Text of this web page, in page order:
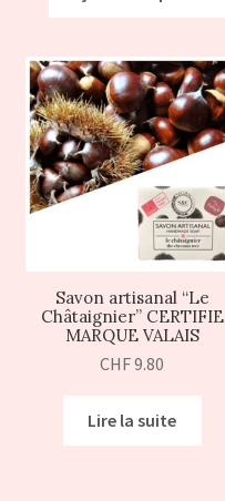
Savon artisanal “Le
Châtaignier” CERTIFIE
MARQUE VALAIS
CHF9.80
Lire la suite